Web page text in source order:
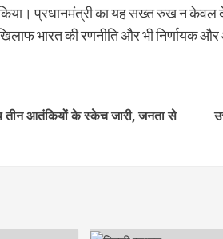
किया। प्रधानमंत्री का यह सख्त रुख न
भारत की रणनीति और भी निर्णायक
तीन आतंकियों के स्केच जारी, जनता से